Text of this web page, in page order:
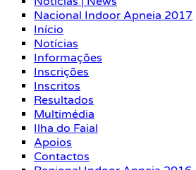
Nacional Indoor Apneia 2017
Início
Notícias
Informações
Inscrições
Inscritos
Resultados
Multimédia
Ilha do Faial
Apoios
Contactos